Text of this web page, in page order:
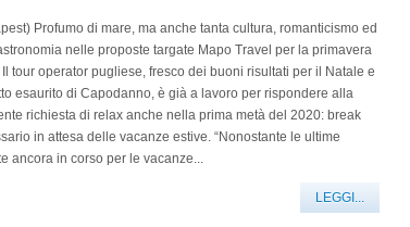
Profumo di mare, ma anche tanta cultura, romanticismo ed
nelle proposte targate Mapo Travel per la primavera
tour operator pugliese, fresco dei buoni risultati per il Natale e
esaurito di Capodanno, è già a lavoro per rispondere alla
richiesta di relax anche nella prima metà del 2020: break
in attesa delle vacanze estive. “Nonostante le ultime
ancora in corso per le vacanze...
LEGGI...